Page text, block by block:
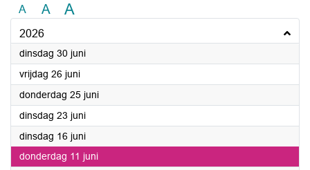
A A A
2026
dinsdag 30 juni2026
vrijdag 26 juni2026
donderdag 25 juni2026
dinsdag 23 juni2026
dinsdag 16 juni2026
donderdag 11 juni2026